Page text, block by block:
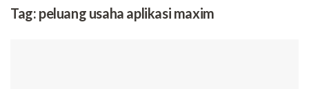
Tag: peluang usaha aplikasi maxim